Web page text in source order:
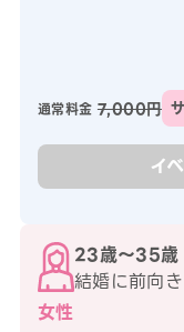
通常料金 7,000円
イ
女性
23歳〜35歳
結婚に前向